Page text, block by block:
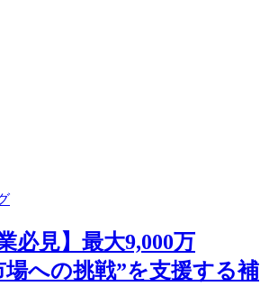
必見】最大9,000万
場への挑戦”を支援する補